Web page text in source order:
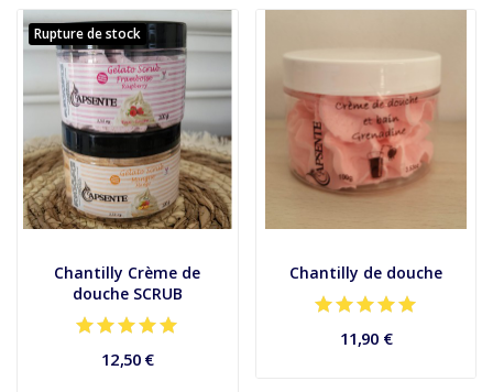
Rupture de stock
Chantilly Crème de
douche SCRUB
12,50 €
Chantilly de douche
11,90 €